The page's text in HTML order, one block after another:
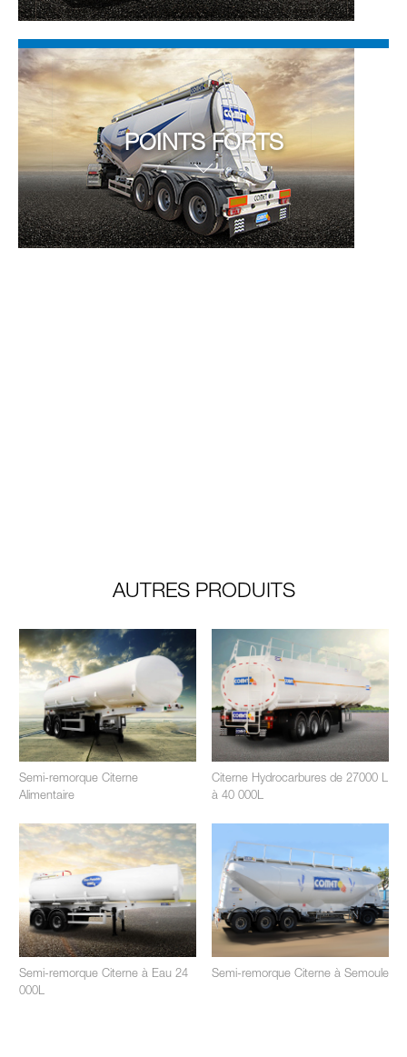
POINTS FORTS
AUTRES PRODUITS
Semi-remorque Citerne
Alimentaire
Citerne Hydrocarbures de 27000 L
à 40 000L
Semi-remorque Citerne à Eau 24
000L
Semi-remorque Citerne à Semoule